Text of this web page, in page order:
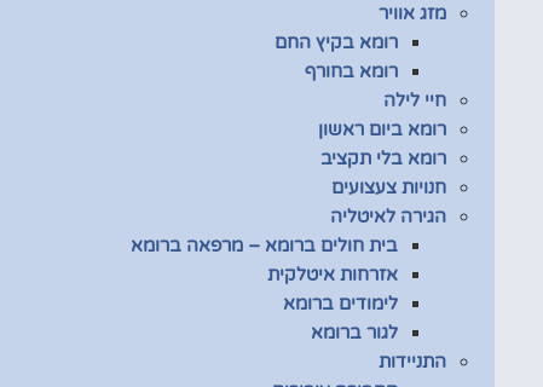
מזג אוויר
רומא בקיץ החם
רומא בחורף
חיי לילה
רומא ביום ראשון
רומא בלי תקציב
חנויות צעצועים
הגירה לאיטליה
בית חולים ברומא – מרפאה ברומא
אזרחות איטלקית
לימודים ברומא
לגור ברומא
התניידות